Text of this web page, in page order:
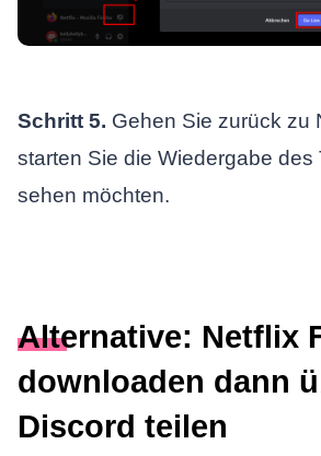
Schritt 5. Gehen Sie zurück zu
starten Sie die Wiedergabe des
sehen möchten.
Alternative: Netflix
downloaden dann
Discord teilen